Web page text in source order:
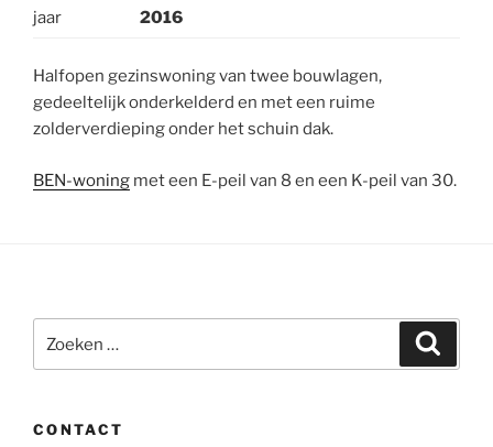
jaar 2016
Halfopen gezinswoning van twee bouwlagen,
gedeeltelijk onderkelderd en met een ruime
zolderverdieping onder het schuin dak.
BEN-woning met een E-peil van 8 en een K-peil van 30.
naar:
CONTACT